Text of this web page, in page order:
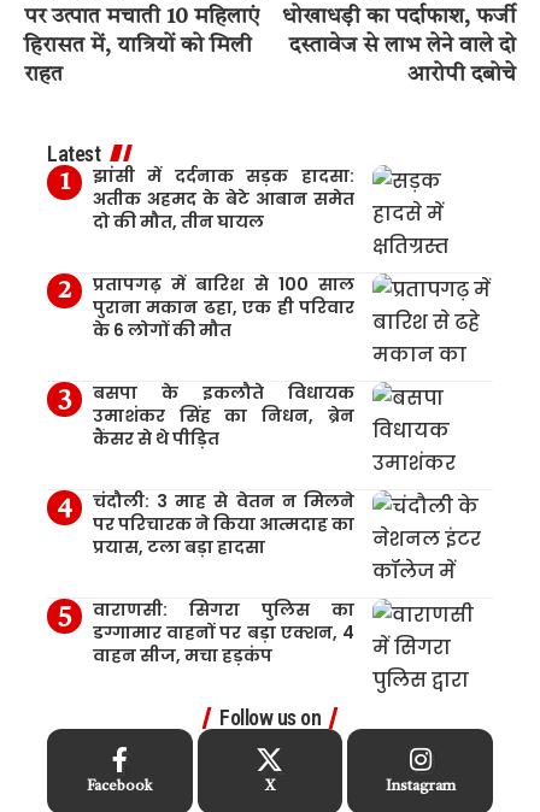
पर उत्पात मचाती 10 महिलाएं
हिरासत में, यात्रियों को मिली
राहत
धोखाधड़ी का पर्दाफाश, फर्जी
दस्तावेज से लाभ लेने वाले दो
आरोपी दबोचे
Latest
झांसी में दर्दनाक सड़क हादसा:
अतीक अहमद के बेटे आबान समेत
दो की मौत, तीन घायल
प्रतापगढ़ में बारिश से 100 साल
पुराना मकान ढहा, एक ही परिवार
के 6 लोगों की मौत
बसपा के इकलौते विधायक
उमाशंकर सिंह का निधन, ब्रेन
कैंसर से थे पीड़ित
चंदौली: 3 माह से वेतन न मिलने
पर परिचारक ने किया आत्मदाह का
प्रयास, टला बड़ा हादसा
वाराणसी: सिगरा पुलिस का
डग्गामार वाहनों पर बड़ा एक्शन, 4
वाहन सीज, मचा हड़कंप
Follow us on
Facebook X Instagram